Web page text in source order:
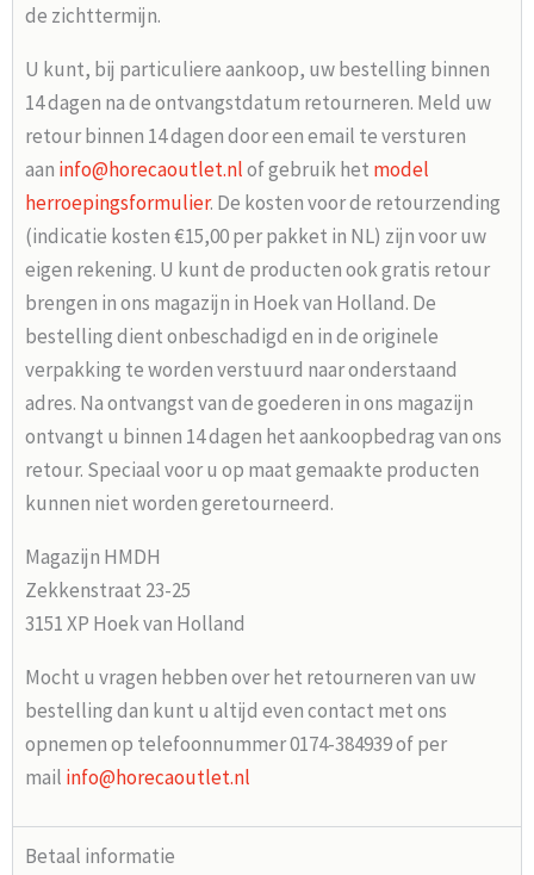
de zichttermijn.
U kunt, bij particuliere aankoop, uw bestelling binnen
14 dagen na de ontvangstdatum retourneren. Meld uw
retour binnen 14 dagen door een email te versturen
aan info@horecaoutlet.nlof gebruik het model
herroepingsformulier. De kosten voor de retourzending
(indicatie kosten €15,00 per pakket in NL) zijn voor uw
eigen rekening. U kunt de producten ook gratis retour
brengen in ons magazijn in Hoek van Holland. De
bestelling dient onbeschadigd en in de originele
verpakking te worden verstuurd naar onderstaand
adres. Na ontvangst van de goederen in ons magazijn
ontvangt u binnen 14 dagen het aankoopbedrag van ons
retour. Speciaal voor u op maat gemaakte producten
kunnen niet worden geretourneerd.
Magazijn HMDH
Zekkenstraat 23-25
3151 XP Hoek van Holland
Mocht u vragen hebben over het retourneren van uw
bestelling dan kunt u altijd even contact met ons
opnemen op telefoonnummer 0174-384939 of per
mail info@horecaoutlet.nl
Betaal informatie